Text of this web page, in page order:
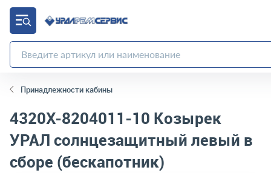
Принадлежности кабины
4320Х-8204011-10 Козырек
УРАЛ солнцезащитный левый в
сборе (бескапотник)